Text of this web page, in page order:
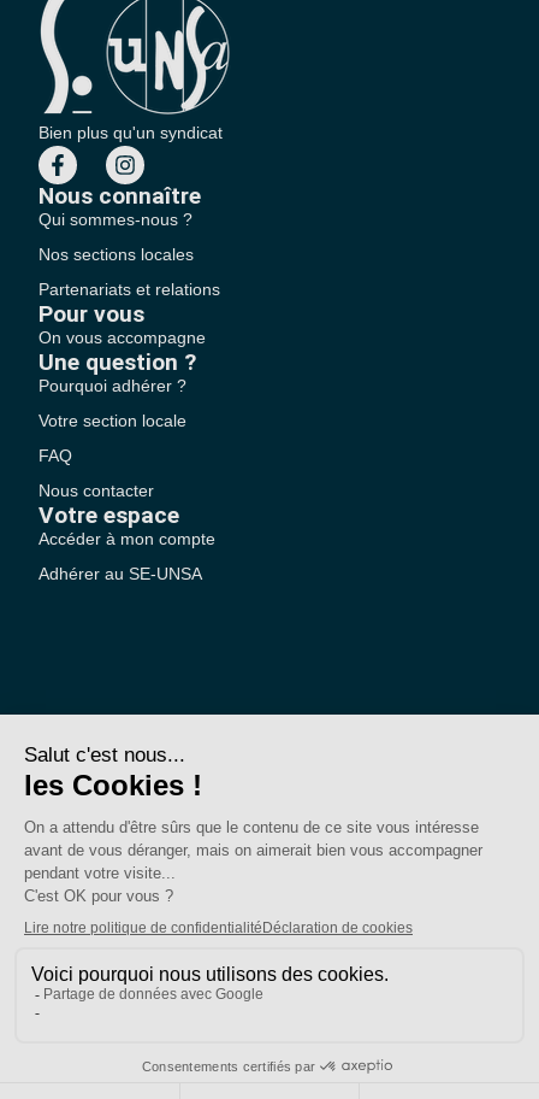
Bien plus qu'un syndicat
Nous connaître
Qui sommes-nous ?
Nos sections locales
Partenariats et relations
Pour vous
On vous accompagne
Une question ?
Pourquoi adhérer ?
Votre section locale
FAQ
Nous contacter
Votre espace
Accéder à mon compte
Adhérer au SE-UNSA
SE-Unsa est un syndicat de l’UNSA
Politique de confidentialité